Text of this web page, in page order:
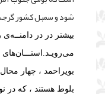
شود و سمبل کشور
بیشتر در در
می‌رويـد.
بویراحمد ، چهار
بلوط هستند ، که در